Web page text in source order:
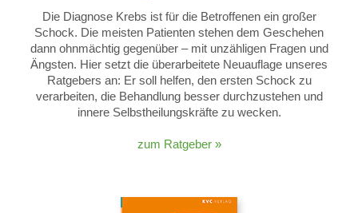
Die Diagnose Krebs ist für die Betroffenen ein großer
Schock. Die meisten Patienten stehen dem Geschehen
dann ohnmächtig gegenüber – mit unzähligen Fragen und
Ängsten. Hier setzt die überarbeitete Neuauflage unseres
Ratgebers an: Er soll helfen, den ersten Schock zu
verarbeiten, die Behandlung besser durchzustehen und
innere Selbstheilungskräfte zu wecken.
zum Ratgeber »